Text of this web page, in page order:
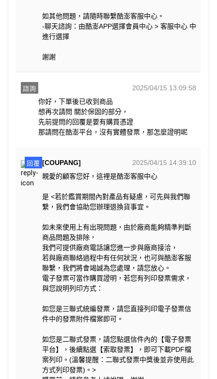
如其他問題，請隨時聯繫酷澎客服中心。
-聊天諮詢：由酷澎APP選擇會員中心 > 客服中心 中
進行選擇
謝謝
諮詢
2025/04/15 13:09:58
你好，下單後已收到商品
想再次請問 關於保固的部分，
先前提問的回覆是要有購買憑證
那請問在酷澎平台，沒有實體發票，那怎麼證明呢
回覆 [COUPANG]
2025/04/15 14:39:10
親愛的顧客您好，這裡是酷澎客服中心
是 <若於鑑賞期間內對產品有疑慮，可先與我們聯
繫，我們會協助您辦理退換貨事宜。
如未來使用上有出現問題，由於廠商能夠精準判斷
商品問題及排除，
我們可提供廠商電話讓您進一步與廠商接洽，
若與廠商聯絡過程中有任何狀況，也可與酷澎客服
聯繫，我們將會竭誠為您處理，請您放心。
電子發票可當作購買證明，若您有列印發票需求，
與您說明列印方式：
如您是三聯式統編發票，請您直接列印電子發票信
件中的發票附件檔案即可。
如您是二聯式發票，請您點選信件內的【電子發票
平台】，後續點選【索取發票】，即可下載PDF檔
案列印。(溫馨提醒：二聯式發票中獎後並非使用此
方式列印發票)。>